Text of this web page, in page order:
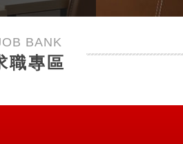
BANK
職專區